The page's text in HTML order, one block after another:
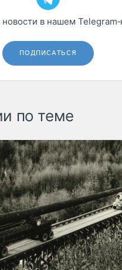
в нашем
ПОДПИСАТЬСЯ
по теме